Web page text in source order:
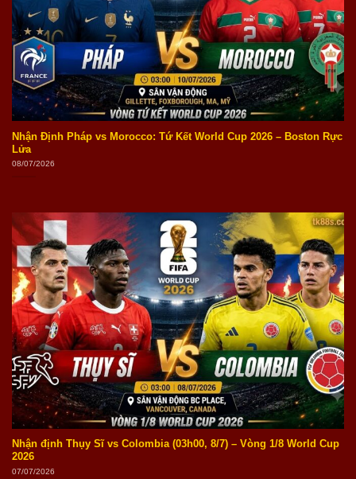
Nhận Định Pháp vs Morocco: Tứ Kết World Cup 2026 – Boston Rực
Lửa
08/07/2026
Nhận định Thụy Sĩ vs Colombia (03h00, 8/7) – Vòng 1/8 World Cup
2026
07/07/2026